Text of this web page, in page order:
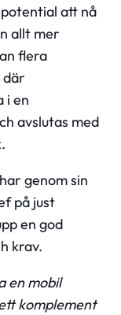
att nå
allt mer
flera
där
i en
avslutas med
genom sin
på just
en god
krav.
en mobil
komplement